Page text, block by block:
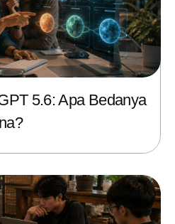
5.6: Apa Bedanya